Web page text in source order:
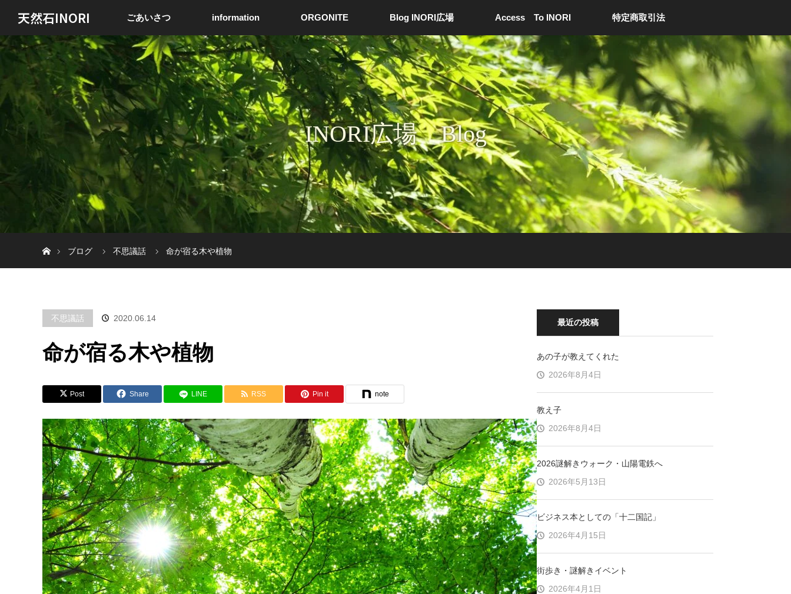
天然石INORI ごあいさつ information ORGONITE Blog INORI広場 Access To INORI 特定商取引法
INORI広場 Blog
ブログ
不思議話 命が宿る木や植物
不思議話 2020.06.14
命が宿る木や植物
Post Share LINE RSS Pin it note
最近の投稿
あの子が教えてくれた
2026年8月4日
教え子
2026年8月4日
2026謎解きウォーク・山陽電鉄へ
2026年5月13日
ビジネス本としての「十二国記」
2026年4月15日
街歩き・謎解きイベント
2026年4月1日